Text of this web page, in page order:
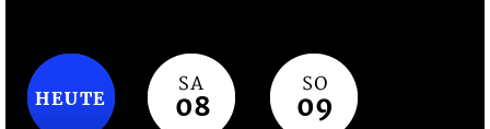
HEUTE 08 09